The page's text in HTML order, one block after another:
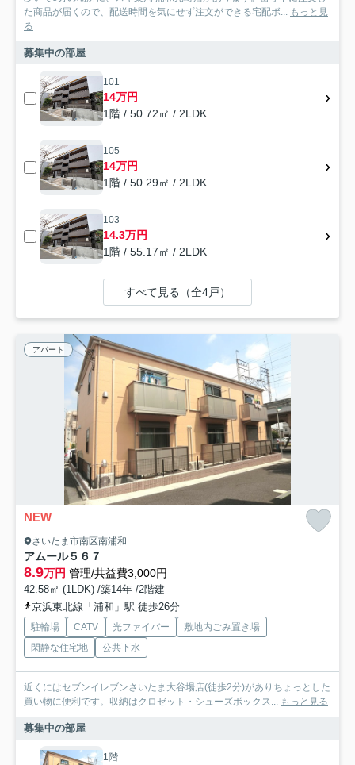
た商品が届くので、配送時間を気にせず注文ができる宅配ボ... もっと見
る
募集中の部屋
101
14万円
1階 / 50.72㎡ / 2LDK
105
14万円
1階 / 50.29㎡ / 2LDK
103
14.3万円
1階 / 55.17㎡ / 2LDK
すべて見る（全4戸）
アパート
NEW
さいたま市南区南浦和
アムール５６７
8.9万円 管理/共益費3,000円
42.58㎡ (1LDK) /築14年 /2階建
京浜東北線「浦和」駅 徒歩26分
駐輪場 CATV 光ファイバー
敷地内ごみ置き場
閑静な住宅地
公共下水
近くにはセブンイレブンさいたま大谷場店(徒歩2分)がありちょっとした
買い物に便利です。収納はクロゼット・シューズボックス... もっと見る
募集中の部屋
1階